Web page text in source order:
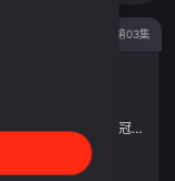
更新至第03集
郎月婷 / 岳云鹏 姜冠南